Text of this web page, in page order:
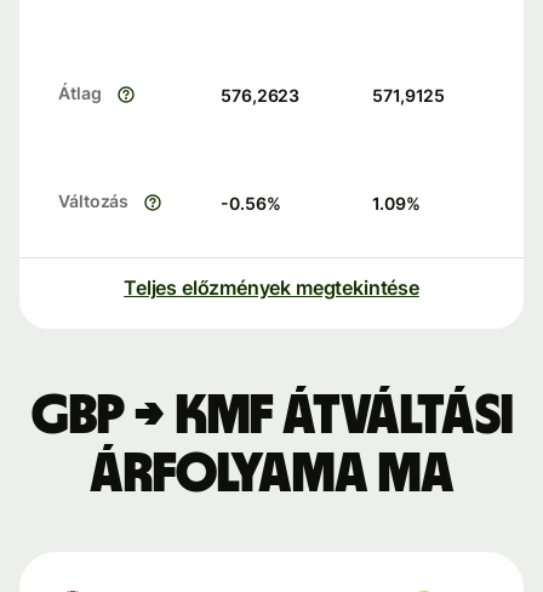
Átlag 576,2623 571,9125
Változás -0.56% 1.09%
Teljes előzmények megtekintése
GBP → KMF átváltási
árfolyama ma